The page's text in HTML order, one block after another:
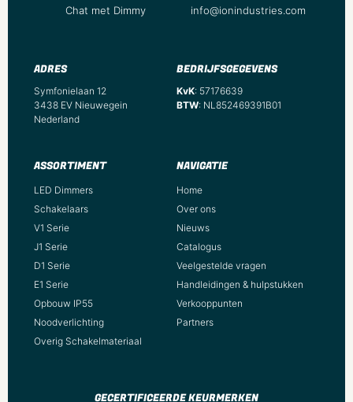
ADRES
Symfonielaan 12
3438 EV Nieuwegein
Nederland
BEDRIJFSGEGEVENS
KvK: 57176639
BTW: NL852469391B01
Chat met Dimmy info@ionindustries.com
ASSORTIMENT
LED Dimmers
Schakelaars
V1 Serie
J1 Serie
D1 Serie
E1 Serie
Opbouw IP55
Noodverlichting
Overig Schakelmateriaal
NAVIGATIE
Home
Over ons
Nieuws
Catalogus
Veelgestelde vragen
Handleidingen & hulpstukken
Verkooppunten
Partners
GECERTIFICEERDE KEURMERKEN